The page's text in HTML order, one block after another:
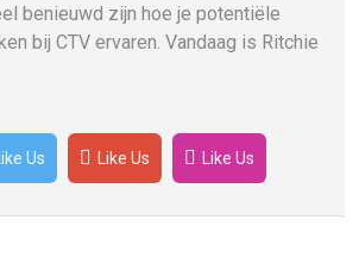
benieuwd zijn hoe je potentiële
bij CTV ervaren. Vandaag is Ritchie
Like Us Like Us Like Us